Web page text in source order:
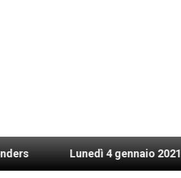
Lunedì 4 gennaio 2021: Possesso